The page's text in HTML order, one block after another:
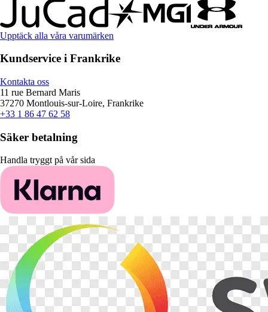
Upptäck alla våra varumärken
Kundservice i Frankrike
Kontakta oss
11 rue Bernard Maris
37270 Montlouis-sur-Loire, Frankrike
+33 1 86 47 62 58
Säker betalning
Handla tryggt på vår sida